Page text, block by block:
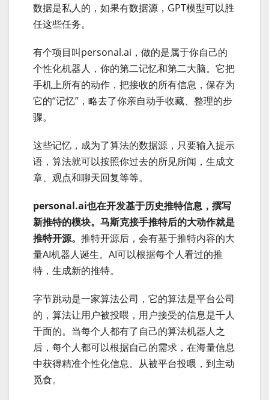
数据是私人的，如果有数据源，GPT模型可以胜
任这些任务。
有个项目叫personal.ai，做的是属于你自己的
个性化机器人，你的第二记忆和第二大脑。它把
手机上所有的动作，把接收的所有信息，保存为
它的“记忆”，略去了你亲自动手收藏、整理的步
骤。
这些记忆，成为了算法的数据源，只要输入提示
语，算法就可以按照你过去的所见所闻，生成文
章、观点和聊天回复等等。
personal.ai也在开发基于历史推特信息，撰写
新推特的模块。马斯克接手推特后的大动作就是
推特开源。 推特开源后，会有基于推特内容的大
量AI机器人诞生。AI可以根据每个人看过的推
特，生成新的推特。
字节跳动是一家算法公司，它的算法是平台公司
的，算法让用户被投喂，用户接受的信息是千人
千面的。当每个人都有了自己的算法机器人之
后，每个人都可以根据自己的需求，在海量信息
中获得精准个性化信息。从被平台投喂，到主动
觅食。